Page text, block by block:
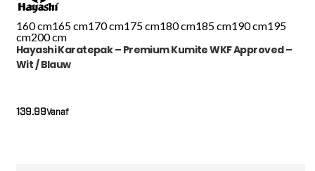
160 cm165 cm170 cm175 cm180 cm185 cm190 cm195
cm200 cm
Hayashi Karatepak – Premium Kumite WKF Approved –
Wit / Blauw
Vanaf
139.99